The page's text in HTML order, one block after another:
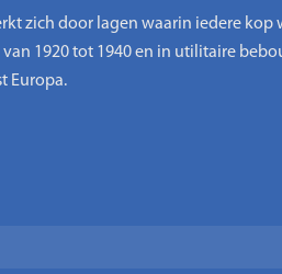
zich door lagen waarin iedere
1920 tot 1940 en in utilitaire
Europa.